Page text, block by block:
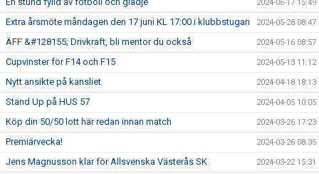
2024-06-17 15:49
Extra årsmöte måndagen den 17 juni KL 17:00 i klubbstugan 2024-05-28 08:47
ÄFF &#128155; Drivkraft, bli mentor du också 2024-05-16 08:57
Cupvinster för F14 och F15 2024-05-13 11:12
Nytt ansikte på kansliet 2024-04-18 18:13
Stand Up på HUS 57 2024-04-05 10:05
Köp din 50/50 lott här redan innan match 2024-03-26 17:23
Premiärvecka! 2024-03-26 08:35
Jens Magnusson klar för Allsvenska Västerås SK 2024-03-22 15:31